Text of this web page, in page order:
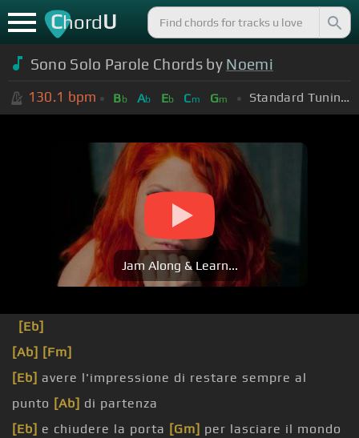
ChordU
Sono Solo Parole Chords by Noemi
130.1 bpm Bb Ab Eb Cm Gm Standard Tuning (EADGBE)
Jam Along & Learn...
[Eb]
[Ab] [Fm]
[Eb] avere l'impressione di restare sempre al
punto [Ab] di partenza
[Eb] e chiudere la porta [Gm] per lasciare il mondo